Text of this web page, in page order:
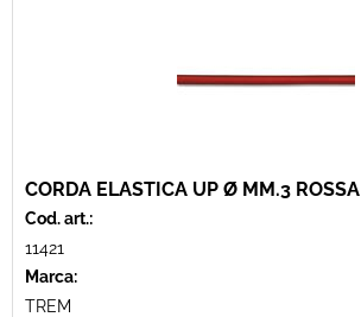
CORDA ELASTICA UP Ø MM.3 ROSSA
Cod. art.:
11421
Marca:
TREM